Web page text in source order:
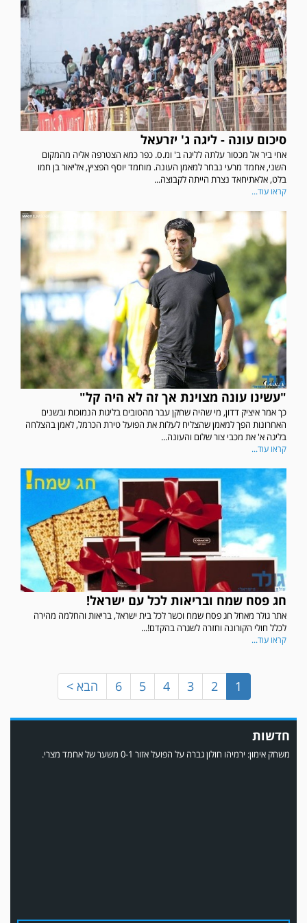
סיכום עונה - ליגה ג' יזרעאל
אחי ביר אל מכסור עלתה לליגה ב' ומ.ס. כפר כמא הצטרפה אליה מהמקום
השני, אחמד מרעי נבחר למאמן העונה. מוחמד יוסף הפציץ, אליאור בן חמו
בלט, אלאתיחאד נצרת הייתה לקבוצה...
קראו עוד...
"עשינו עונה מצוינת אך זה לא היה קל"
כך אמר איציק דדון, מי שהיה שחקן עבר מהטובים בליגות הנמוכות ובשנים
האחרונות הפך למאמן שהצליח לעלות את הפועל טירת הכרמל, לאמן בהצלחה
בליגה א' את מכבי צור שלום והעונה...
קראו עוד...
חג פסח שמח ובריאות לכל עם ישראל!
אתר גולר מאחל חג פסח שמח וכשר לכל בית ישראל, בריאות והחלמה מהירה
לכלל חולי הקורונה וחזרה לשגרה בהקדם!...
קראו עוד...
1
2
3
4
5
6 הבא >
חדשות
במשחק אימון שהתקיים הבוקר יום ה' ניצחה קרית מלאכי את עירוני אשדוד 5-0.
משחק אימון: ירמיהו חולון גברה על הפועל אזור 0-1 משער של אחמד מצרי.